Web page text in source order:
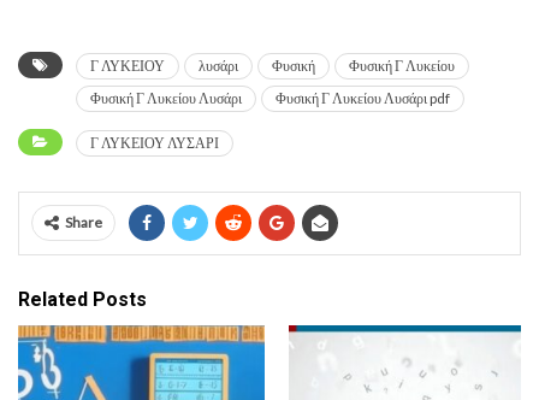
Γ ΛΥΚΕΙΟΥ λυσάρι Φυσική
Φυσική Γ Λυκείου
Φυσική Γ Λυκείου Λυσάρι
Φυσική Γ Λυκείου Λυσάρι pdf
Γ ΛΥΚΕΙΟΥ ΛΥΣΑΡΙ
Share
Related Posts